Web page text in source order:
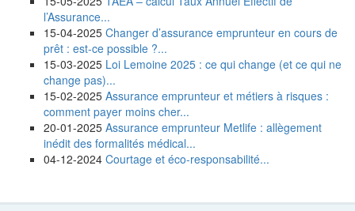
l’Assurance...
15-04-2025 Changer d’assurance emprunteur en cours de
prêt : est-ce possible ?...
15-03-2025 Loi Lemoine 2025 : ce qui change (et ce qui ne
change pas)...
15-02-2025 Assurance emprunteur et métiers à risques :
comment payer moins cher...
20-01-2025 Assurance emprunteur Metlife : allègement
inédit des formalités médical...
04-12-2024 Courtage et éco-responsabilité...